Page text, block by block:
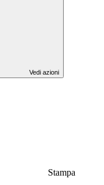
Vedi azioni
Stampa